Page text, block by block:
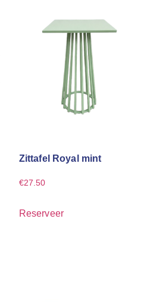
Zittafel Royal mint
€27.50
Reserveer